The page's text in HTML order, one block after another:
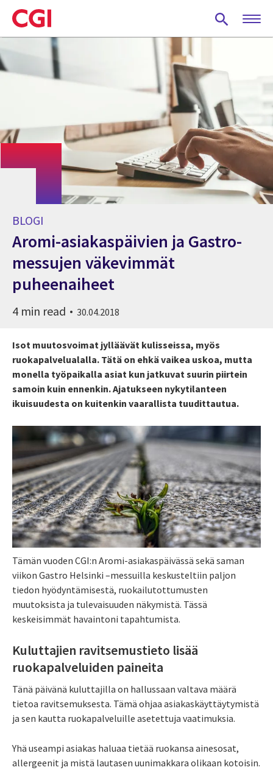
Skip
to
main
BLOGI
Aromi-asiakaspäivien ja Gastro-
messujen väkevimmät
puheenaiheet
4 min read 30.04.2018
Isot muutosvoimat jylläävät kulisseissa, myös
ruokapalvelualalla. Tätä on ehkä vaikea uskoa, mutta
monella työpaikalla asiat kun jatkuvat suurin piirtein
samoin kuin ennenkin. Ajatukseen nykytilanteen
ikuisuudesta on kuitenkin vaarallista tuudittautua.
Tämän vuoden CGI:n Aromi-asiakaspäivässä sekä saman
viikon Gastro Helsinki –messuilla keskusteltiin paljon
tiedon hyödyntämisestä, ruokailutottumusten
muutoksista ja tulevaisuuden näkymistä. Tässä
keskeisimmät havaintoni tapahtumista.
Kuluttajien ravitsemustieto lisää
ruokapalveluiden paineita
Tänä päivänä kuluttajilla on hallussaan valtava määrä
tietoa ravitsemuksesta. Tämä ohjaa asiakaskäyttäytymistä
ja sen kautta ruokapalveluille asetettuja vaatimuksia.
Yhä useampi asiakas haluaa tietää ruokansa ainesosat,
allergeenit ja mistä lautasen uunimakkara olikaan kotoisin.